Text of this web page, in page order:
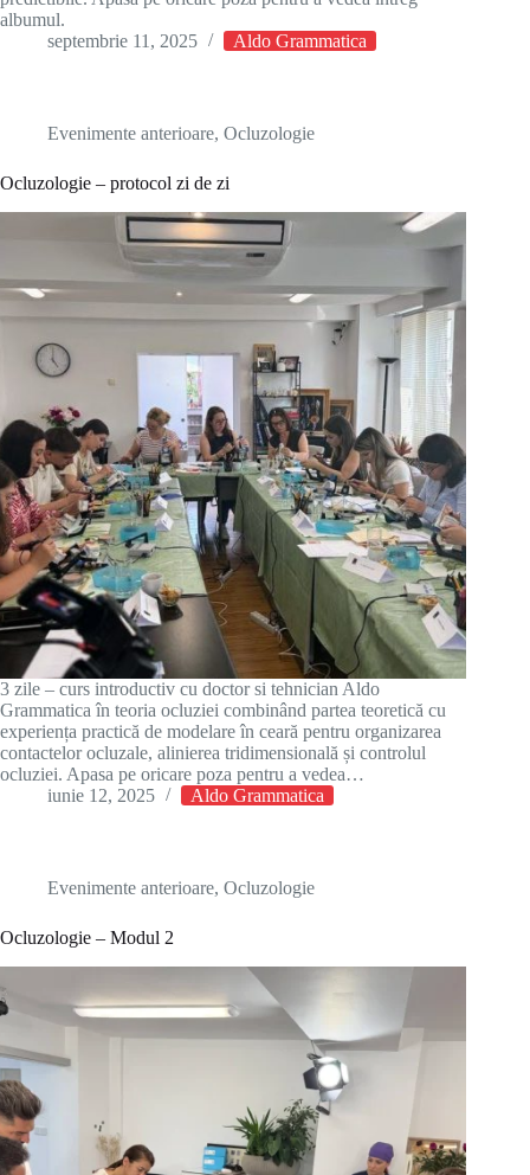
albumul.
septembrie 11, 2025
Aldo Grammatica
Evenimente anterioare, Ocluzologie
Ocluzologie – protocol zi de zi
3 zile – curs introductiv cu doctor si tehnician Aldo
Grammatica în teoria ocluziei combinând partea teoretică cu
experiența practică de modelare în ceară pentru organizarea
contactelor ocluzale, alinierea tridimensională și controlul
ocluziei. Apasa pe oricare poza pentru a vedea…
iunie 12, 2025
Aldo Grammatica
Evenimente anterioare, Ocluzologie
Ocluzologie – Modul 2